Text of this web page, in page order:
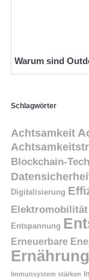
Warum sind
Schlagwörter
Achtsamkeit
Blockchain-
Digitalisierung
Elektromobilität
Entspannung
Erneuerbare
Ernährung
Immunsystem stärken